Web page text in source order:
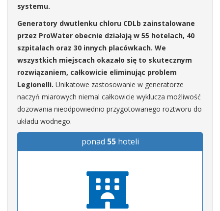
systemu.
Generatory dwutlenku chloru CDLb zainstalowane
przez ProWater obecnie działają w 55 hotelach, 40
szpitalach oraz 30 innych placówkach. We
wszystkich miejscach okazało się to skutecznym
rozwiązaniem, całkowicie eliminując problem
Legionelli. Unikatowe zastosowanie w generatorze
naczyń miarowych niemal całkowicie wyklucza możliwość
dozowania nieodpowiednio przygotowanego roztworu do
układu wodnego.
ponad 55hoteli